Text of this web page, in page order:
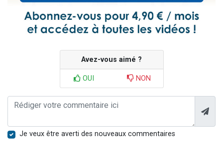
Avez-vous aimé ?
OUI NON
Je veux être averti des nouveaux commentaires